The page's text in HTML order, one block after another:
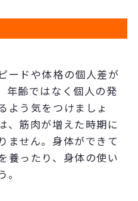
ードや体格の個人差が
年齢ではなく個人の発
よう気をつけましょ
、筋肉が増えた時期に
ません。身体ができて
養ったり、身体の使い